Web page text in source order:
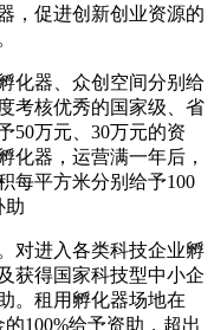
，促进创新创业资源的
化器、众创空间分别给
考核优秀的国家级、省
50万元、30万元的资
化器，运营满一年后，
每平方米分别给予100
助
对进入各类科技企业孵
获得国家科技型中小企
。租用孵化器场地在
100%给予资助，超出